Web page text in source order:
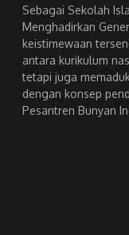
Sebagai Sekolah
Menghadirkan
keistimewaan
antara kurikulum
tetapi juga
dengan konsep
Pesantren Bunyan